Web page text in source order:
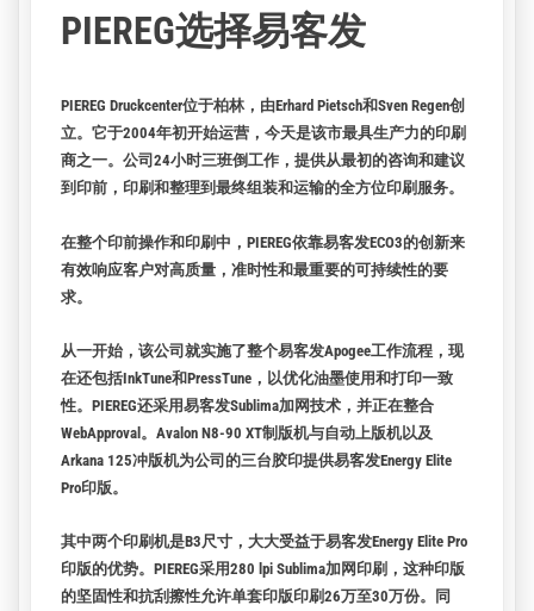
可持续化印刷生产，
PIEREG选择易客发
PIEREG Druckcenter位于柏林，由Erhard Pietsch和Sven Regen创
商之一。公司24小时三班倒工作，提供从最初的咨询和建议
到印前，印刷和整理到最终组装和运输的全方位印刷服务。
有效响应客户对高质量，准时性和最重要的可持续性的要
求。
从一开始，该公司就实施了整个易客发Apogee工作流程，现
在还包括InkTune和PressTune，以优化油墨使用和打印一致
性。PIEREG还采用易客发Sublima加网技术，并正在整合
Arkana 125冲版机为公司的三台胶印提供易客发Energy Elite
Pro印版。